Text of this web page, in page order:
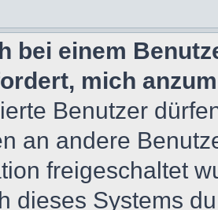
bei einem
mich
Benutzer
an andere
freigeschaltet
dieses Systems